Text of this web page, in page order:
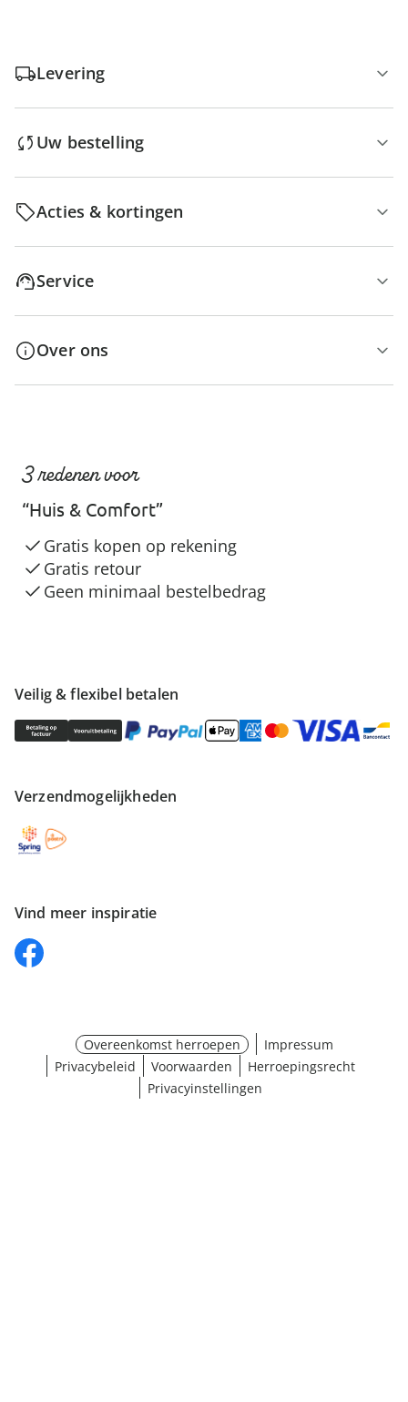
Levering
Uw bestelling
Acties & kortingen
Service
Over ons
Veilig & flexibel betalen
Verzendmogelijkheden
Vind meer inspiratie
3 redenen voor
“Huis & Comfort”
Gratis kopen op rekening
Gratis retour
Geen minimaal bestelbedrag
Overeenkomst herroepen
Impressum
Privacybeleid
Voorwaarden
Herroepingsrecht
Privacyinstellingen